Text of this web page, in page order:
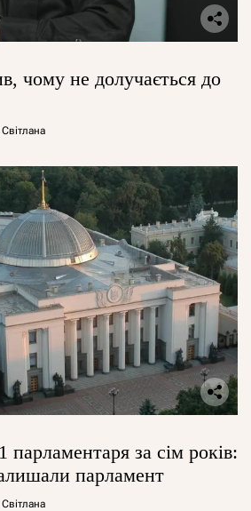
чому не долучається до
парламентаря за сім років:
парламент